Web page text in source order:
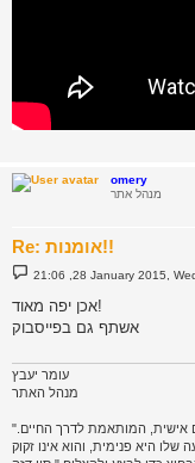
omery
מנהל אתר
Re: אומנות!!
P
o
t
21:06 ,28 January 2015,
אכן יפה מאוד!
אשתף גם בפייסבוק
עומר יעבץ
מנהל האתר
"מנהיגות, פירושה קודם כל, ניהול החיים על פי מערכת ערכים אישית, המותאמת לדרך החיים.
היא פנימית, והוא אינו זקוק